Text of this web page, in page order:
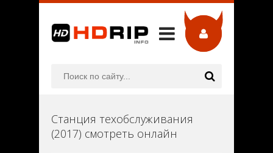
Станция техобслуживания
(2017) смотреть онлайн